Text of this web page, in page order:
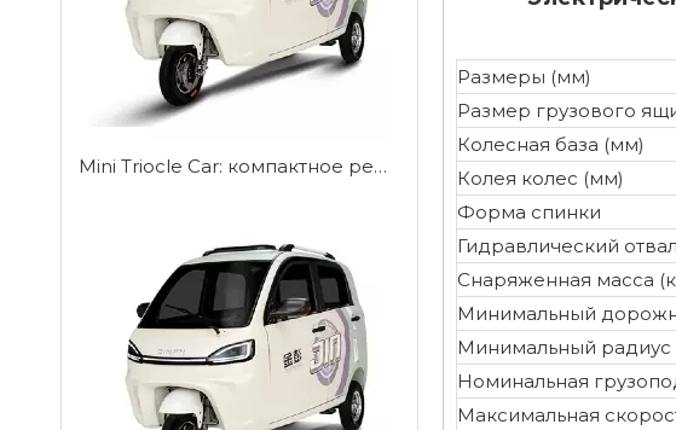
Mini Triocle Car: компактное решение для городской мобильности
Размеры (мм)
Размер грузового
Колесная база (мм)
Колея колес (мм)
Форма спинки
Гидравлический отвал
Снаряженная масса
Минимальный
Минимальный радиус
Номинальная
Максимальная